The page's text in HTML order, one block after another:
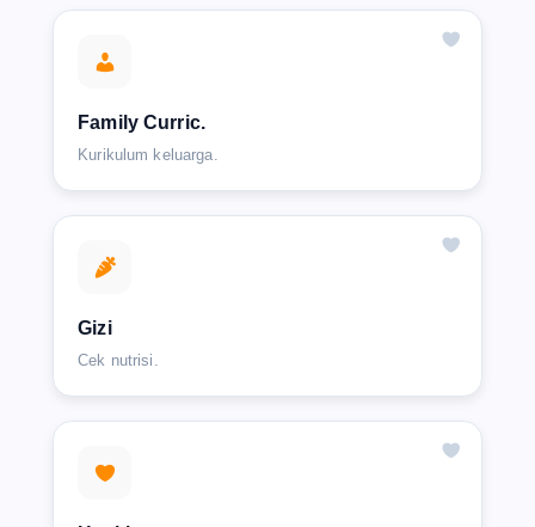
Family Curric.
Kurikulum keluarga.
Gizi
Cek nutrisi.